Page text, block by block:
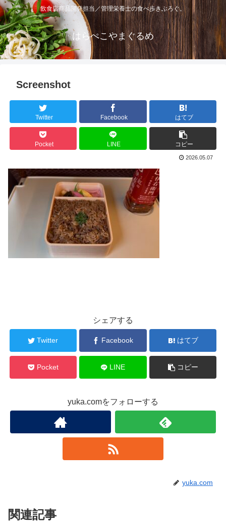
飲食店商品開発担当／管理栄養士の食べ歩きぶろぐ。
はらぺこやまぐるめ
Screenshot
Twitter Facebook はてブ
Pocket LINE コピー
2026.05.07
シェアする
Twitter Facebook はてブ
Pocket LINE コピー
yuka.comをフォローする
yuka.com
関連記事